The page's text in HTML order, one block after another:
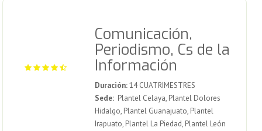
Comunicación,
Periodismo, Cs de la
Información
Duración:14 CUATRIMESTRES
Sede:Plantel Celaya, Plantel Dolores
Hidalgo, Plantel Guanajuato, Plantel
Irapuato, Plantel La Piedad, Plantel León